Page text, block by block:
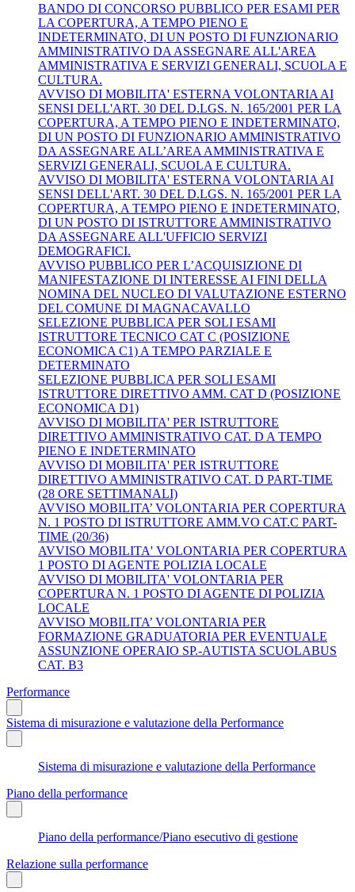
BANDO DI CONCORSO PUBBLICO PER ESAMI PER
LA COPERTURA, A TEMPO PIENO E
INDETERMINATO, DI UN POSTO DI FUNZIONARIO
AMMINISTRATIVO DA ASSEGNARE ALL'AREA
AMMINISTRATIVA E SERVIZI GENERALI, SCUOLA E
CULTURA.
AVVISO DI MOBILITA' ESTERNA VOLONTARIA AI
SENSI DELL'ART. 30 DEL D.LGS. N. 165/2001 PER LA
COPERTURA, A TEMPO PIENO E INDETERMINATO,
DI UN POSTO DI FUNZIONARIO AMMINISTRATIVO
DA ASSEGNARE ALL’AREA AMMINISTRATIVA E
SERVIZI GENERALI, SCUOLA E CULTURA.
AVVISO DI MOBILITA' ESTERNA VOLONTARIA AI
SENSI DELL'ART. 30 DEL D.LGS. N. 165/2001 PER LA
COPERTURA, A TEMPO PIENO E INDETERMINATO,
DI UN POSTO DI ISTRUTTORE AMMINISTRATIVO
DA ASSEGNARE ALL'UFFICIO SERVIZI
DEMOGRAFICI.
AVVISO PUBBLICO PER L’ACQUISIZIONE DI
MANIFESTAZIONE DI INTERESSE AI FINI DELLA
NOMINA DEL NUCLEO DI VALUTAZIONE ESTERNO
DEL COMUNE DI MAGNACAVALLO
SELEZIONE PUBBLICA PER SOLI ESAMI
ISTRUTTORE TECNICO CAT C (POSIZIONE
ECONOMICA C1) A TEMPO PARZIALE E
DETERMINATO
SELEZIONE PUBBLICA PER SOLI ESAMI
ISTRUTTORE DIRETTIVO AMM. CAT D (POSIZIONE
ECONOMICA D1)
AVVISO DI MOBILITA' PER ISTRUTTORE
DIRETTIVO AMMINISTRATIVO CAT. D A TEMPO
PIENO E INDETERMINATO
AVVISO DI MOBILITA' PER ISTRUTTORE
DIRETTIVO AMMINISTRATIVO CAT. D PART-TIME
(28 ORE SETTIMANALI)
AVVISO MOBILITA’ VOLONTARIA PER COPERTURA
N. 1 POSTO DI ISTRUTTORE AMM.VO CAT.C PART-
TIME (20/36)
AVVISO MOBILITA' VOLONTARIA PER COPERTURA
1 POSTO DI AGENTE POLIZIA LOCALE
AVVISO DI MOBILITA' VOLONTARIA PER
COPERTURA N. 1 POSTO DI AGENTE DI POLIZIA
LOCALE
AVVISO MOBILITA’ VOLONTARIA PER
FORMAZIONE GRADUATORIA PER EVENTUALE
ASSUNZIONE OPERAIO SP.-AUTISTA SCUOLABUS
CAT. B3
Performance
Sistema di misurazione e valutazione della Performance
Sistema di misurazione e valutazione della Performance
Piano della performance
Piano della performance/Piano esecutivo di gestione
Relazione sulla performance